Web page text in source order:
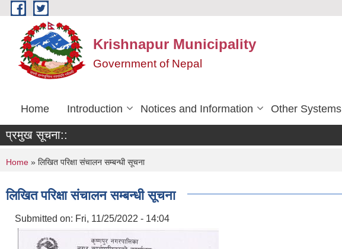
Skip to main content
Krishnapur Municipality
Government of Nepal
Home Introduction Notices and Information Other Systems
प्रमुख सूचना::
You are here
Home » लिखित परिक्षा संचालन सम्बन्धी सूचना
लिखित परिक्षा संचालन सम्बन्धी सूचना
Submitted on: Fri, 11/25/2022 - 14:04